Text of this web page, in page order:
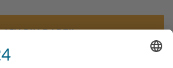
ICH BIN DABEI!